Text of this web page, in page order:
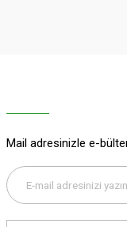
Bu ürüne benzer
Mail adresinizle e-